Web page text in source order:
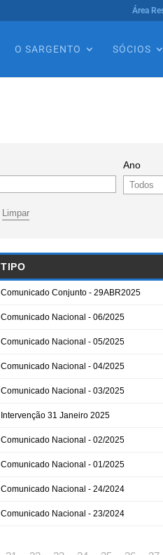
Área
O SARGENTO SÓCIOS
Ano
Limpar
TIPO
Comunicado Conjunto - 29ABR2025
Comunicado Nacional - 06/2025
Comunicado Nacional - 05/2025
Comunicado Nacional - 04/2025
Comunicado Nacional - 03/2025
Intervenção 31 Janeiro 2025
Comunicado Nacional - 02/2025
Comunicado Nacional - 01/2025
Comunicado Nacional - 24/2024
Comunicado Nacional - 23/2024